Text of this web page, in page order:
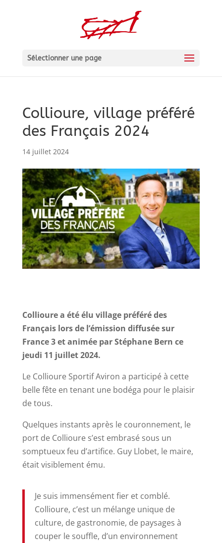
Sélectionner une page
Collioure, village préféré
des Français 2024
14 juillet 2024
Collioure a été élu village préféré des
Français lors de l’émission diffusée sur
France 3 et animée par Stéphane Bern ce
jeudi 11 juillet 2024.
Le Collioure Sportif Aviron a participé à cette
belle fête en tenant une bodéga pour le plaisir
de tous.
Quelques instants après le couronnement, le
port de Collioure s’est embrasé sous un
somptueux feu d’artifice. Guy Llobet, le maire,
était visiblement ému.
Je suis immensément fier et comblé.
Collioure, c’est un mélange unique de
culture, de gastronomie, de paysages à
couper le souffle, d’un environnement